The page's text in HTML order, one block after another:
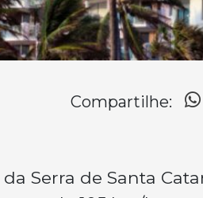
Compartilhe:
Serra de Santa